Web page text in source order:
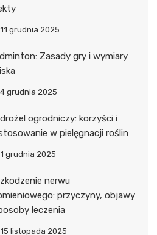
11 grudnia 2025
Zasady gry i wymiary
4 grudnia 2025
ogrodniczy: korzyści i
w pielęgnacji roślin
1 grudnia 2025
nerwu
przyczyny, objawy
leczenia
15 listopada 2025